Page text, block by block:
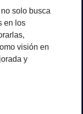
no solo busca
en los
visión en
y